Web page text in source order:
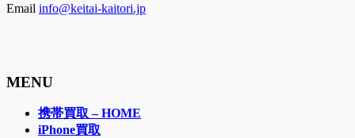
Email info@keitai-kaitori.jp
MENU
携帯買取 – HOME
iPhone買取